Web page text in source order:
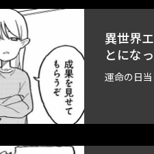
異世界
とにな
運命の日